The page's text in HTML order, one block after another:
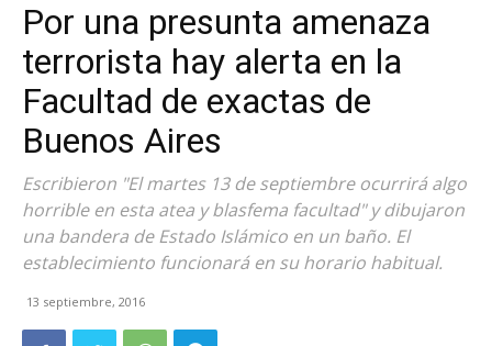
Por una presunta amenaza
terrorista hay alerta en la
Facultad de exactas de
Buenos Aires
Escribieron "El martes 13 de septiembre ocurrirá algo
horrible en esta atea y blasfema facultad" y dibujaron
una bandera de Estado Islámico en un baño. El
establecimiento funcionará en su horario habitual.
13 septiembre, 2016